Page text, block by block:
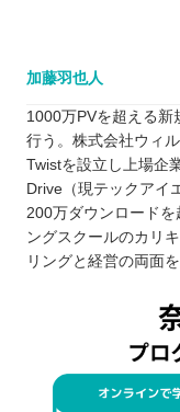
加藤羽也人
1000万PVを超える新
行う。株式会社ウィ
Twistを設立し上場企
Drive（現テックアイ
200万ダウンロード
ングスクールのカリ
リングと経営の両面